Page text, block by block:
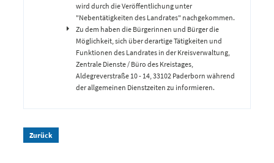
wird durch die Veröffentlichung unter
"Nebentätigkeiten des Landrates" nachgekommen.
Zu dem haben die Bürgerinnen und Bürger die
Möglichkeit, sich über derartige Tätigkeiten und
Funktionen des Landrates in der Kreisverwaltung,
Zentrale Dienste / Büro des Kreistages,
Aldegreverstraße 10 - 14, 33102 Paderborn während
der allgemeinen Dienstzeiten zu informieren.
Zurück